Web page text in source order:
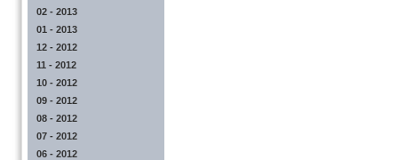
02 - 2013
01 - 2013
12 - 2012
11 - 2012
10 - 2012
09 - 2012
08 - 2012
07 - 2012
06 - 2012